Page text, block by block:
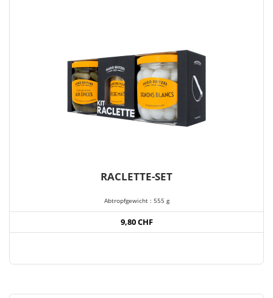
RACLETTE-SET
Abtropfgewicht : 555 g
9,80 CHF